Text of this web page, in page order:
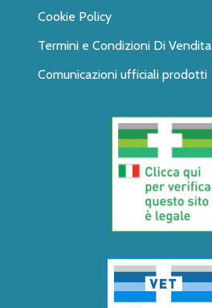
Cookie Policy
Termini e Condizioni Di Vendita
Comunicazioni ufficiali prodotti